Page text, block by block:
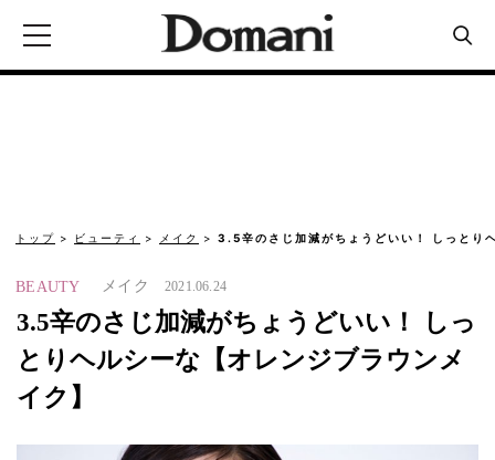
トップ ビューティ メイク 3.5辛のさじ加減がちょうどいい！ しっとり
BEAUTY メイク 2021.06.24
3.5辛のさじ加減がちょうどいい！ しっ
とりヘルシーな【オレンジブラウンメ
イク】